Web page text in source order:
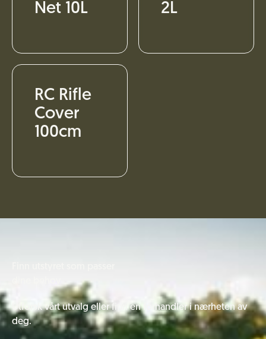
Net 10L
2L
RC Rifle
Cover
100cm
Utforsk vårt utvalg eller finn en forhandler i nærheten av
deg.